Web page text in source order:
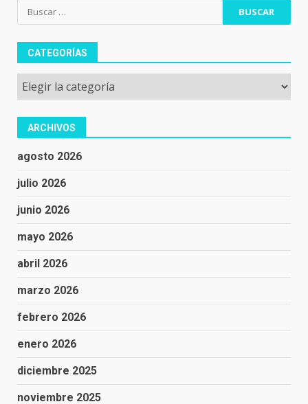
Buscar:
CATEGORÍAS
Categorías
ARCHIVOS
agosto 2026
julio 2026
junio 2026
mayo 2026
abril 2026
marzo 2026
febrero 2026
enero 2026
diciembre 2025
noviembre 2025